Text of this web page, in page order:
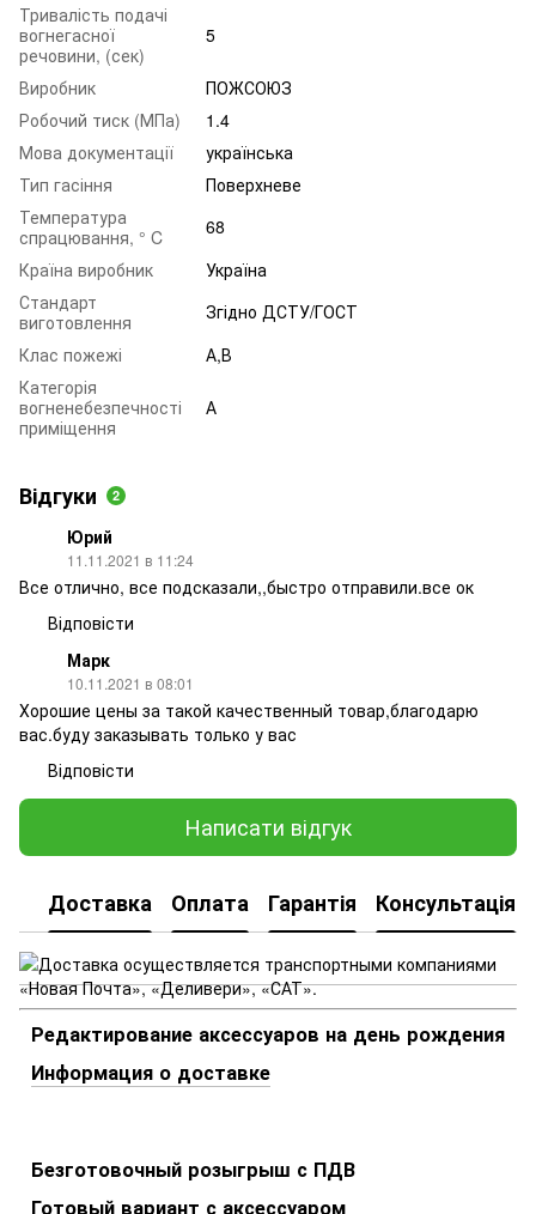
Тривалість подачі
вогнегасної
речовини, (сек)
5
Виробник
ПОЖСОЮЗ
Робочий тиск (МПа)
1.4
Мова документації
українська
Тип гасіння
Поверхневе
Температура
спрацювання, ° C
68
Країна виробник
Україна
Стандарт
виготовлення
Згідно ДСТУ/ГОСТ
Клас пожежі
А,В
Категорія
вогненебезпечності
приміщення
А
Відгуки 2
Юрий
11.11.2021 в 11:24
Все отлично, все подсказали,,быстро отправили.все ок
Відповісти
Марк
10.11.2021 в 08:01
Хорошие цены за такой качественный товар,благодарю
вас.буду заказывать только у вас
Відповісти
Написати відгук
Доставка Оплата Гарантія Консультація
Редактирование аксессуаров на день рождения
Информация о доставке
Безготовочный розыгрыш с ПДВ
Готовый вариант с аксессуаром